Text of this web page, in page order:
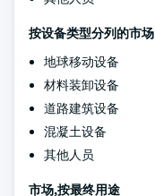
按设备类型分列的市场
地球移动设备
材料装卸设备
道路建筑设备
混凝土设备
其他人员
市场,按最终用途